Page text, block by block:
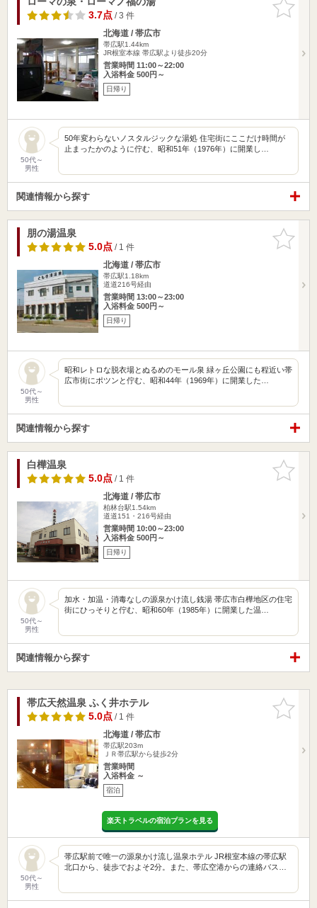
りに追加
3.7点/ 3 件
北海道 / 帯広市
帯広駅1.44km
JR根室本線 帯広駅より徒歩20分
営業時間 11:00～22:00
入浴料金 500円～
日帰り
50代～
男性
50年変わらないノスタルジックな湯処 住宅街にここだけ時間が
止まったかのように佇む、昭和51年（1976年）に開業し…
関連情報から探す
お気に入
りに追加
朋の湯温泉
5.0点/ 1 件
北海道 / 帯広市
帯広駅1.18km
道道216号経由
営業時間 13:00～23:00
入浴料金 500円～
日帰り
50代～
男性
昭和レトロな脱衣場とぬるめのモール泉 緑ヶ丘公園にも程近い帯
広市街にポツンと佇む、昭和44年（1969年）に開業した…
関連情報から探す
お気に入
りに追加
白樺温泉
5.0点/ 1 件
北海道 / 帯広市
柏林台駅1.54km
道道151・216号経由
営業時間 10:00～23:00
入浴料金 500円～
日帰り
50代～
男性
加水・加温・消毒なしの源泉かけ流し銭湯 帯広市白樺地区の住宅
街にひっそりと佇む、昭和60年（1985年）に開業した温…
関連情報から探す
お気に入
りに追加
帯広天然温泉 ふく井ホテル
5.0点/ 1 件
北海道 / 帯広市
帯広駅203m
ＪＲ帯広駅から徒歩2分
営業時間
入浴料金 ～
宿泊
楽天トラベルの宿泊プランを見る
50代～
男性
帯広駅前で唯一の源泉かけ流し温泉ホテル JR根室本線の帯広駅
北口から、徒歩でおよそ2分。また、帯広空港からの連絡バス…